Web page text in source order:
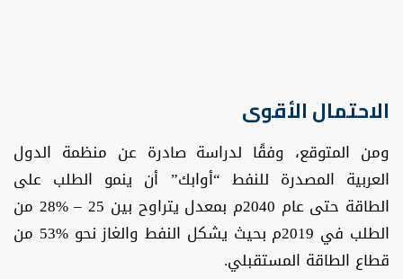
الاحتمال الأقوى
ومن المتوقع، وفقًا لدراسة صادرة عن منظمة الدول
العربية المصدرة للنفط “أوابك” أن ينمو الطلب على
الطاقة حتى عام 2040م بمعدل يتراوح بين 25 – %28 من
الطلب في 2019م بحيث يشكل النفط والغاز نحو %53 من
قطاع الطاقة المستقبلي.